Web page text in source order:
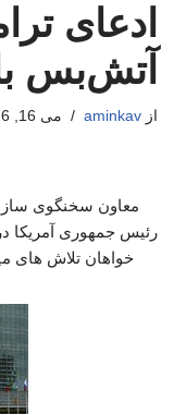
ادعای
آتش‌بس
از aminkav می 16, 2026
معاون سخنگوی
رئیس جمهوری آمریکا
خواهان تلاش های